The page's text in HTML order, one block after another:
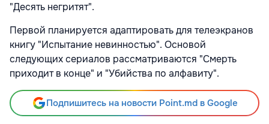
"Десять негритят".
Первой планируется адаптировать для телеэкранов
книгу "Испытание невинностью". Основой
следующих сериалов рассматриваются "Смерть
приходит в конце" и "Убийства по алфавиту".
Подпишитесь на новости Point.md в Google